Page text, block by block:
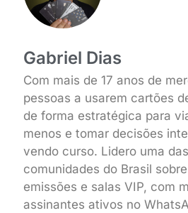
Gabriel Dias
Com mais de 17 anos de
pessoas a usarem cartões
de forma estratégica para
menos e tomar decisões
vendo curso. Lidero uma
comunidades do Brasil
emissões e salas VIP, com
assinantes ativos no